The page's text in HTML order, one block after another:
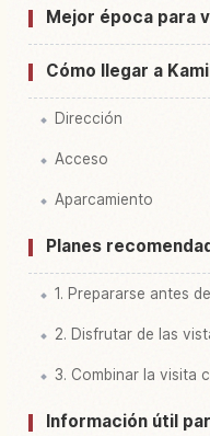
Mejor época para
Cómo llegar a
Dirección
Acceso
Aparcamiento
Planes
1. Prepararse antes
2. Disfrutar de las
3. Combinar la visita
Información útil